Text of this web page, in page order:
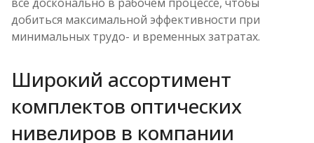
добиться максимальной эффективности при
минимальных трудо- и временных затратах.
Широкий ассортимент
комплектов оптических
нивелиров в компании